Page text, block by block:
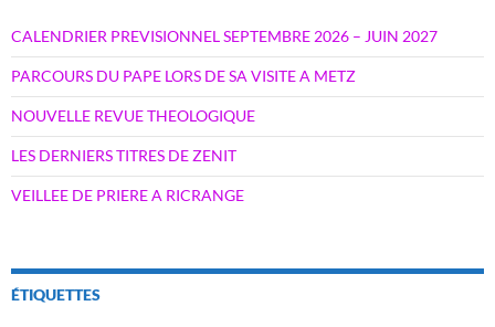
CALENDRIER PREVISIONNEL SEPTEMBRE 2026 – JUIN 2027
PARCOURS DU PAPE LORS DE SA VISITE A METZ
NOUVELLE REVUE THEOLOGIQUE
LES DERNIERS TITRES DE ZENIT
VEILLEE DE PRIERE A RICRANGE
ÉTIQUETTES